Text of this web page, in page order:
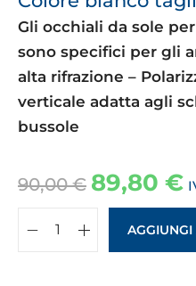
Gli occhiali da sole
sono specifici per gli
alta rifrazione –
verticale adatta agli
bussole
90,00€ 89,80 €
AGGIUNGI